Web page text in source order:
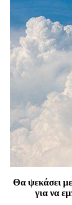
Θα ψεκάσει
για να